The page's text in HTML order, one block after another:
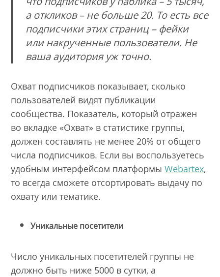
а откликов – не больше 20. То есть все
подписчики этих страниц – фейки
или накрученные пользователи. Не
ваша аудитория уж точно.
Охват подписчиков показывает, сколько
пользователей видят публикации
сообщества. Показатель, который отражен
во вкладке «Охват» в статистике группы,
должен составлять не менее 20% от общего
числа подписчиков. Если вы воспользуетесь
удобным интерфейсом платформыWebartex,
то всегда сможете отсортировать выдачу по
охвату или тематике.
Уникальные посетители
Число уникальных посетителей группы не
должно быть ниже 5000 в сутки, а